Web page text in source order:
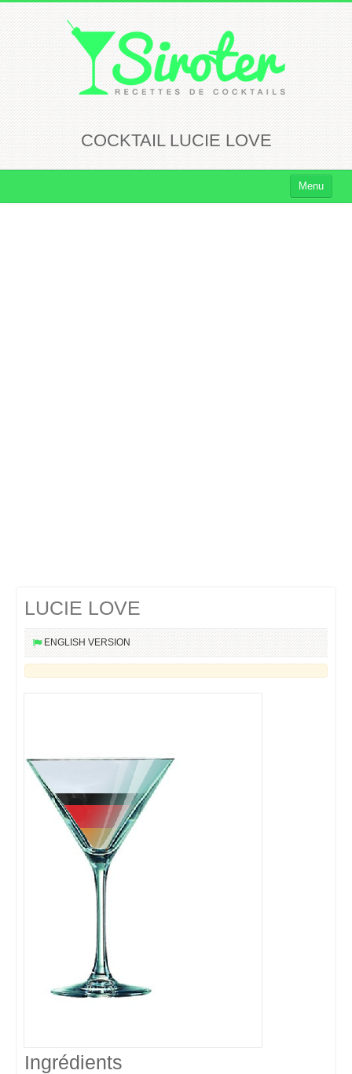
COCKTAIL LUCIE LOVE
Menu
LUCIE LOVE
ENGLISH VERSION
Ingrédients